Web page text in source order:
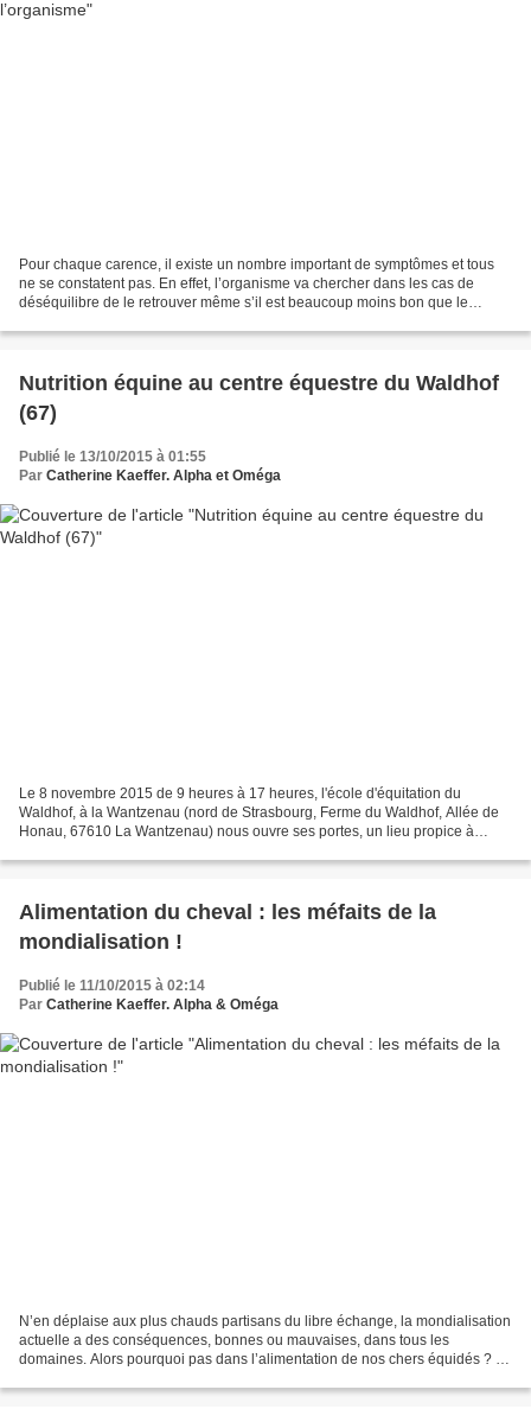
Pour chaque carence, il existe un nombre important de symptômes et tous
ne se constatent pas. En effet, l’organisme va chercher dans les cas de
déséquilibre de le retrouver même s’il est beaucoup moins bon que le
Nutrition équine au centre équestre du Waldhof
(67)
Publié le 13/10/2015 à 01:55
Par Catherine Kaeffer. Alpha et Oméga
Le 8 novembre 2015 de 9 heures à 17 heures, l'école d'équitation du
Waldhof, à la Wantzenau (nord de Strasbourg, Ferme du Waldhof, Allée de
Honau, 67610 La Wantzenau) nous ouvre ses portes, un lieu propice à
Alimentation du cheval : les méfaits de la
mondialisation !
Publié le 11/10/2015 à 02:14
Par Catherine Kaeffer. Alpha & Oméga
N’en déplaise aux plus chauds partisans du libre échange, la mondialisation
actuelle a des conséquences, bonnes ou mauvaises, dans tous les
domaines. Alors pourquoi pas dans l’alimentation de nos chers équidés ? Et